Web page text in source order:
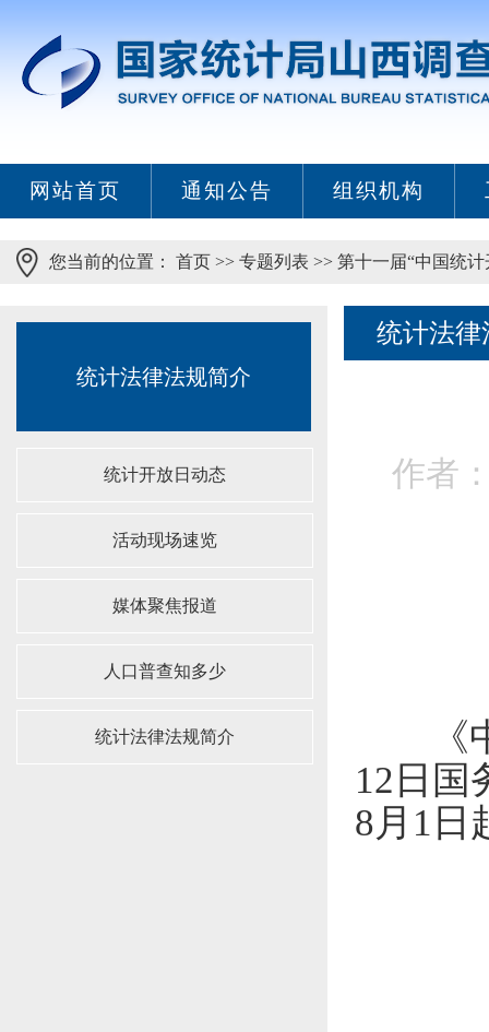
网站首页 通知公告 组织机构
您当前的位置： 首页 >> 专题列表 >> 第十一届“中国统计
统计法律法规简介
统计开放日动态
活动现场速览
媒体聚焦报道
人口普查知多少
统计法律法规简介
统计法律
作者
《中
12 日国
8月 1 日